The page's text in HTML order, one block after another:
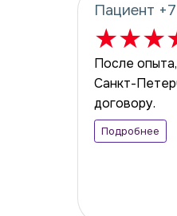
Пациент
★★★
После
Санкт-
договору.
Подробнее